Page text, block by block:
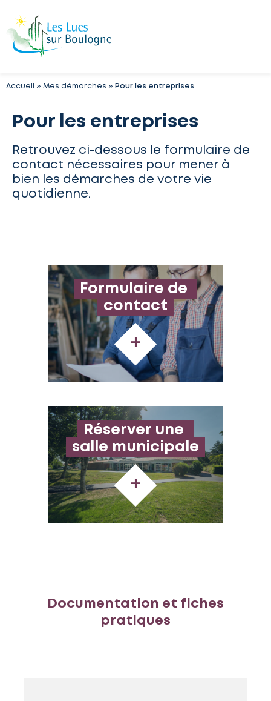
Accueil » Mes démarches » Pour les entreprises
Pour les entreprises
Retrouvez ci-dessous le formulaire de
contact nécessaires pour mener à
bien les démarches de votre vie
quotidienne.
Formulaire de
contact
+
Réserver une
salle municipale
+
Documentation et fiches
pratiques